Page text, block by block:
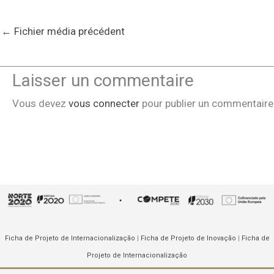
← Fichier média précédent
Laisser un commentaire
Vous devez vous connecter pour publier un
Ficha de Projeto de Internacionalização | Ficha de Projeto de Inovação | Ficha de
Projeto de Internacionalização